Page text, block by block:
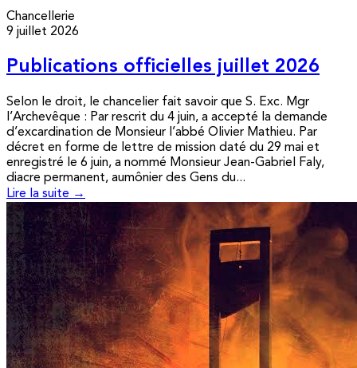
Chancellerie
9 juillet 2026
Publications officielles juillet 2026
Selon le droit, le chancelier fait savoir que S. Exc. Mgr
l’Archevêque : Par rescrit du 4 juin, a accepté la demande
d’excardination de Monsieur l’abbé Olivier Mathieu. Par
décret en forme de lettre de mission daté du 29 mai et
enregistré le 6 juin, a nommé Monsieur Jean-Gabriel Faly,
diacre permanent, aumônier des Gens du...
Lire la suite →